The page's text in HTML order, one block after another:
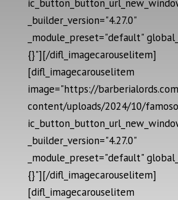
_builder_version="4.27.0"
_module_preset="default"
{}"][/difl_imagecarouselitem]
[difl_imagecarouselitem
image="https://
content/uploads/2024/10/
_builder_version="4.27.0"
_module_preset="default"
{}"][/difl_imagecarouselitem]
[difl_imagecarouselitem